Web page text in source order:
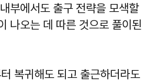
부에서도 출구 전략을 모색할
나오는 데 따른 것으로 풀이된
복귀해도 되고 출근하더라도